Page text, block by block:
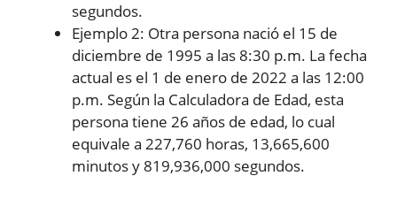
segundos.
Ejemplo 2: Otra persona nació el 15 de
diciembre de 1995 a las 8:30 p.m. La fecha
actual es el 1 de enero de 2022 a las 12:00
p.m. Según la Calculadora de Edad, esta
persona tiene 26 años de edad, lo cual
equivale a 227,760 horas, 13,665,600
minutos y 819,936,000 segundos.